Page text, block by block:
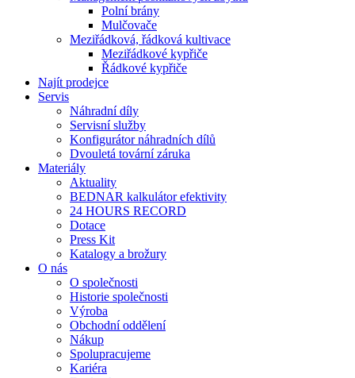
Polní brány
Mulčovače
Meziřádková, řádková kultivace
Meziřádkové kypřiče
Řádkové kypřiče
Najít prodejce
Servis
Náhradní díly
Servisní služby
Konfigurátor náhradních dílů
Dvouletá tovární záruka
Materiály
Aktuality
BEDNAR kalkulátor efektivity
24 HOURS RECORD
Dotace
Press Kit
Katalogy a brožury
O nás
O společnosti
Historie společnosti
Výroba
Obchodní oddělení
Nákup
Spolupracujeme
Kariéra